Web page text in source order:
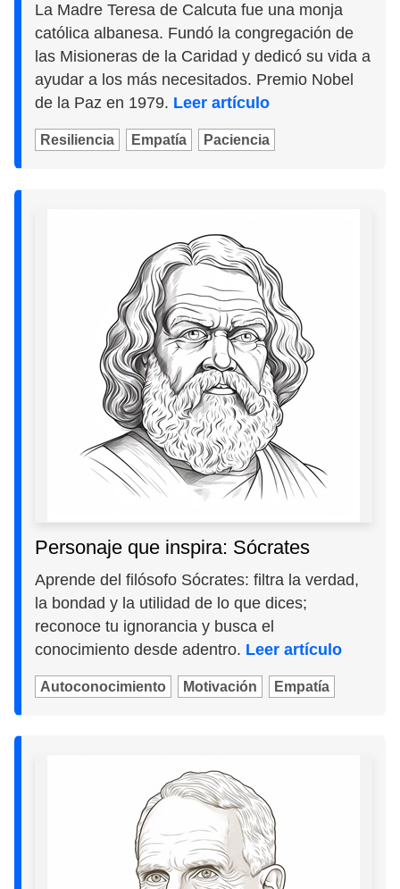
La Madre Teresa de Calcuta fue una monja
católica albanesa. Fundó la congregación de
las Misioneras de la Caridad y dedicó su vida a
ayudar a los más necesitados. Premio Nobel
de la Paz en 1979. Leer artículo
Resiliencia Empatía Paciencia
Personaje que inspira: Sócrates
Aprende del filósofo Sócrates: filtra la verdad,
la bondad y la utilidad de lo que dices;
reconoce tu ignorancia y busca el
conocimiento desde adentro. Leer artículo
Autoconocimiento Motivación Empatía